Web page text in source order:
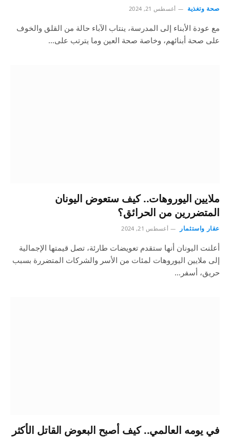
صحة وتغذية أغسطس 21, 2024
مع عودة الأبناء إلى المدرسة، ينتاب الآباء حالة من القلق والخوف
على صحة أبنائهم، وخاصة صحة العين وما يترتب على…
ملايين اليوروهات.. كيف ستعوض اليونان
المتضررين من الحرائق؟
عقار واستثمار أغسطس 21, 2024
أعلنت اليونان أنها ستقدم تعويضات طارئة، تصل قيمتها الإجمالية
إلى ملايين اليوروهات لمئات من الأسر والشركات المتضررة بسبب
حريق، أسفر…
في يومه العالمي.. كيف أصبح البعوض القاتل الأكثر